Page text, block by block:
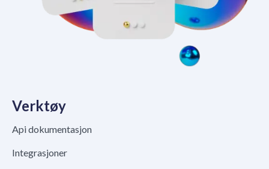
Verktøy
Api dokumentasjon
Integrasjoner